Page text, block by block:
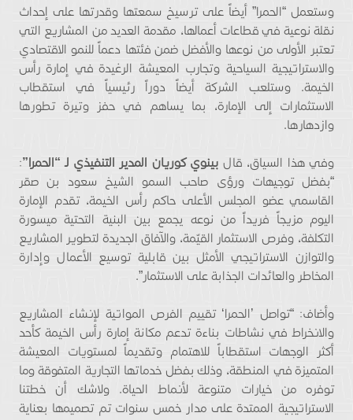
وستعمل “الحمرا” أيضاً على ترسيخ سمعتها وقدرتها على إحداث
نقلة نوعية في قطاعات أعمالها، مقدمة العديد من المشاريع التي
تعتبر الأولى من نوعها والأفضل ضمن فئتها دعماً للنمو الاقتصادي
والاستراتيجية السياحية وتجارب المعيشة الرغيدة في إمارة رأس
الخيمة. وستلعب الشركة أيضاً دوراً رئيسياً في استقطاب
الاستثمارات إلى الإمارة، بما يساهم في حفز وتيرة تطورها
وازدهارها.
وفي هذا السياق، قال بينوي كوريان المدير التنفيذي لـ “الحمرا”:
“بفضل توجيهات ورؤى صاحب السمو الشيخ سعود بن صقر
القاسمي عضو المجلس الأعلى حاكم رأس الخيمة، تقدم الإمارة
اليوم مزيجاً فريداً من نوعه يجمع بين البنية التحتية ميسورة
التكلفة، وفرص الاستثمار القيّمة، والآفاق الجديدة لتطوير المشاريع
والتوازن الاستراتيجي الأمثل بين قابلية توسيع الأعمال وإدارة
المخاطر والعائدات الجذابة على الاستثمار”.
وأضاف: “تواصل ’الحمرا‘ تقييم الفرص المواتية لإنشاء المشاريع
والانخراط في نشاطات بناءة تدعم مكانة إمارة رأس الخيمة كأحد
أكثر الوجهات استقطاباً للاهتمام وتقديماً لمستويات المعيشة
المتميزة في المنطقة، وذلك بفضل خدماتها التجارية المتفوقة وما
توفره من خيارات متنوعة لأنماط الحياة. ولاشك أن خطتنا
الاستراتيجية الممتدة على مدار خمس سنوات تم تصميمها بعناية